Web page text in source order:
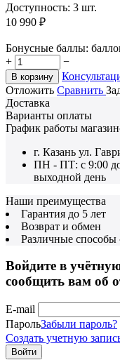
Доступность: 3 шт.
10 990 ₽
Бонусные баллы:
+
−
В корзину
Отложить Сравнить
Доставка
Варианты оплаты
График работы
г. Казань ул.
ПН - ПТ: с 9:00
выходной день
Наши преимущества
Гарантия до 5 лет
Возврат и обмен
Различные способы
Войдите в
сообщить вам об
E-mail
ПарольЗабыли пароль?
Создать учетную
Войти